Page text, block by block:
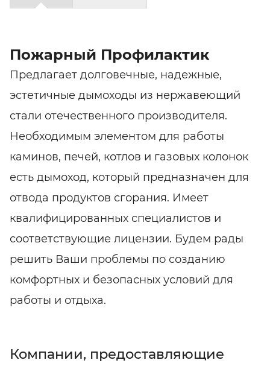
Пожарный Профилактик
Предлагает долговечные, надежные,
эстетичные дымоходы из нержавеющий
стали отечественного производителя.
Необходимым элементом для работы
каминов, печей, котлов и газовых колонок
есть дымоход, который предназначен для
отвода продуктов сгорания. Имеет
квалифицированных специалистов и
соответствующие лицензии. Будем рады
решить Ваши проблемы по созданию
комфортных и безопасных условий для
работы и отдыха.
Компании, предоставляющие